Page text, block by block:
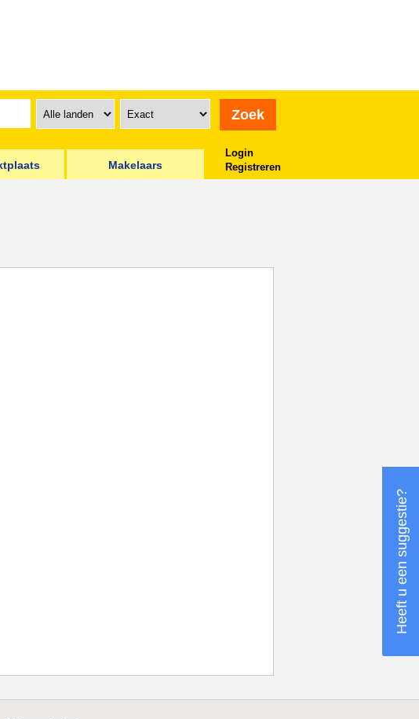
Makelaars
Login
Registreren
Heeft u een suggestie?